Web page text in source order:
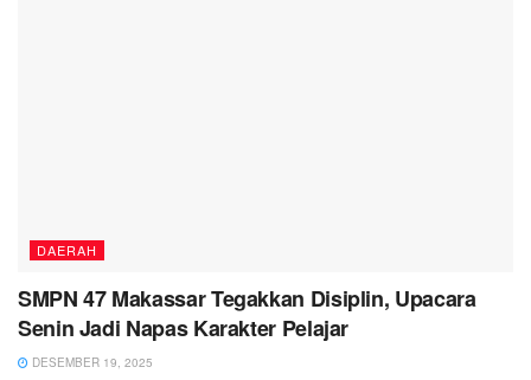
DAERAH
SMPN 47 Makassar Tegakkan Disiplin, Upacara
Senin Jadi Napas Karakter Pelajar
DESEMBER 19, 2025